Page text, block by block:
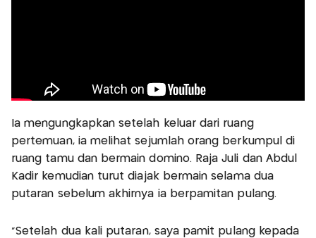
Ia mengungkapkan setelah keluar dari ruang
pertemuan, ia melihat sejumlah orang berkumpul di
ruang tamu dan bermain domino. Raja Juli dan Abdul
Kadir kemudian turut diajak bermain selama dua
putaran sebelum akhirnya ia berpamitan pulang.
“Setelah dua kali putaran, saya pamit pulang kepada